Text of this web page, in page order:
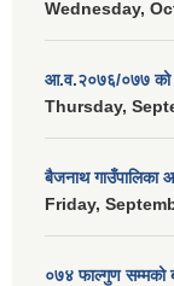
Wednesday,
आ.व.२०७६/०७७ को
Thursday,
बैजनाथ
Friday,
०७४ फाल्गुण सम्मको